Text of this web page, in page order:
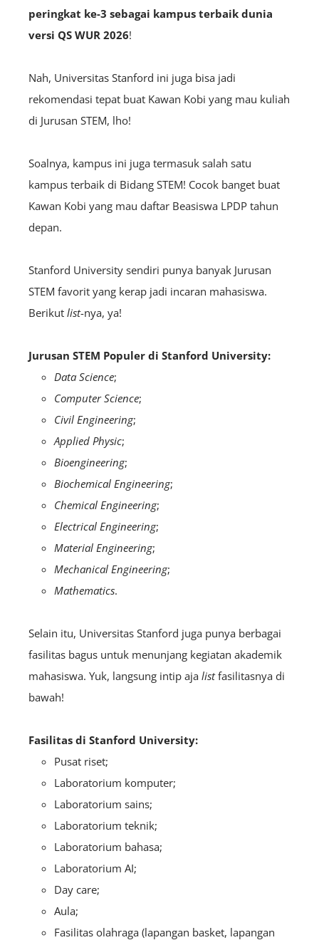
peringkat ke-3 sebagai kampus terbaik dunia
versi QS WUR 2026!
Nah, Universitas Stanford ini juga bisa jadi
rekomendasi tepat buat Kawan Kobi yang mau kuliah
di Jurusan STEM, lho!
Soalnya, kampus ini juga termasuk salah satu
kampus terbaik di Bidang STEM! Cocok banget buat
Kawan Kobi yang mau daftar Beasiswa LPDP tahun
depan.
Stanford University sendiri punya banyak Jurusan
STEM favorit yang kerap jadi incaran mahasiswa.
Berikut list-nya, ya!
Jurusan STEM Populer di Stanford University:
Data Science;
Computer Science;
Civil Engineering;
Applied Physic;
Bioengineering;
Biochemical Engineering;
Chemical Engineering;
Electrical Engineering;
Material Engineering;
Mechanical Engineering;
Mathematics.
Selain itu, Universitas Stanford juga punya berbagai
fasilitas bagus untuk menunjang kegiatan akademik
mahasiswa. Yuk, langsung intip aja listfasilitasnya di
bawah!
Fasilitas di Stanford University:
Pusat riset;
Laboratorium komputer;
Laboratorium sains;
Laboratorium teknik;
Laboratorium bahasa;
Laboratorium AI;
Day care;
Aula;
Fasilitas olahraga (lapangan basket, lapangan